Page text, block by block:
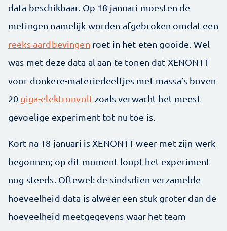
data beschikbaar. Op 18 januari moesten de
metingen namelijk worden afgebroken omdat een
reeks aardbevingen roet in het eten gooide. Wel
was met deze data al aan te tonen dat XENON1T
voor donkere-materiedeeltjes met massa’s boven
20 giga-elektronvoltzoals verwacht het meest
gevoelige experiment tot nu toe is.
Kort na 18 januari is XENON1T weer met zijn werk
begonnen; op dit moment loopt het experiment
nog steeds. Oftewel: de sindsdien verzamelde
hoeveelheid data is alweer een stuk groter dan de
hoeveelheid meetgegevens waar het team